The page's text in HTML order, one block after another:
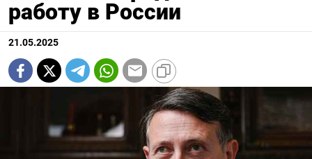
работу в России
21.05.2025